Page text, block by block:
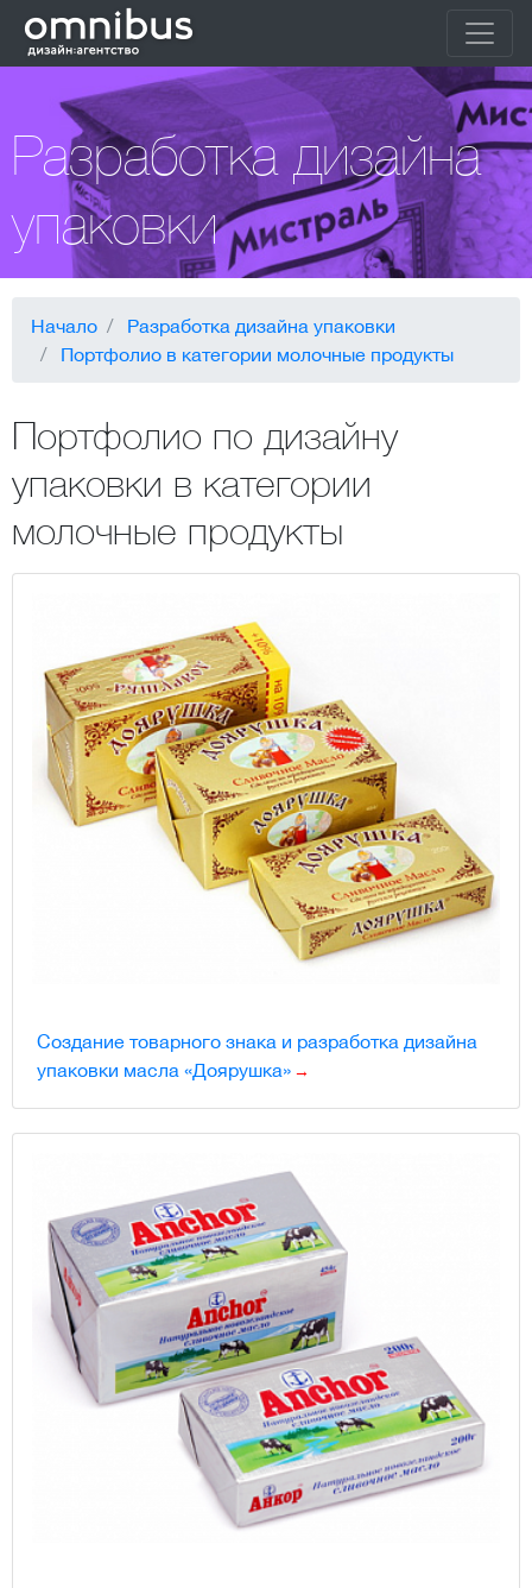
Разработка дизайна
упаковки
Начало
Разработка дизайна упаковки
Портфолио в категории молочные продукты
Портфолио по дизайну
упаковки в категории
молочные продукты
Создание товарного знака и разработка дизайна
упаковки масла «Доярушка»